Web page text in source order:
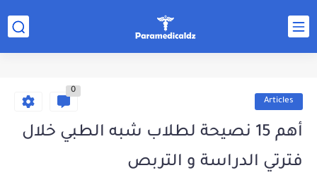
Articles
0
أهم 15 نصيحة لطلاب شبه الطبي خلال
فترتي الدراسة و التربص